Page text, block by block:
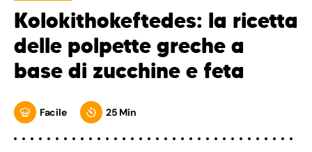
Kolokithokeftedes: la ricetta
delle polpette greche a
base di zucchine e feta
Facile 25 Min